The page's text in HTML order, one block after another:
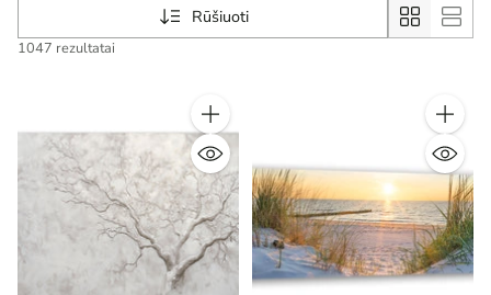
Rūšiuoti
1047 rezultatai
Kiekis Kiekis